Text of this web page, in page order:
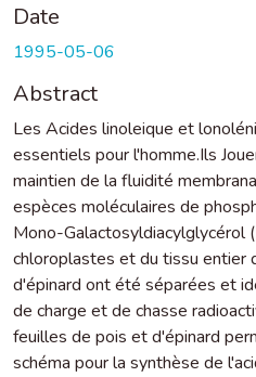
Date
1995-05-06
Abstract
Les Acides linoleique et
essentiels pour l'homme.Ils
maintien de la fluidité
espèces moléculaires de
Mono-Galactosyldiacylglycérol
chloroplastes et du tissu entier
d'épinard ont été séparées et
de charge et de chasse
feuilles de pois et d'épinard
schéma pour la synthèse de